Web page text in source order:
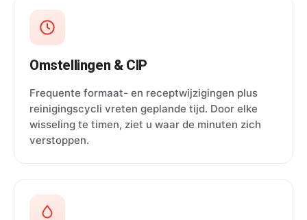
Omstellingen & CIP
Frequente formaat- en receptwijzigingen plus
reinigingscycli vreten geplande tijd. Door elke
wisseling te timen, ziet u waar de minuten zich
verstoppen.